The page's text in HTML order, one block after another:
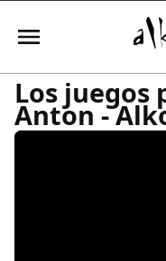
Iniciar sesión
Los juegos
Anton -